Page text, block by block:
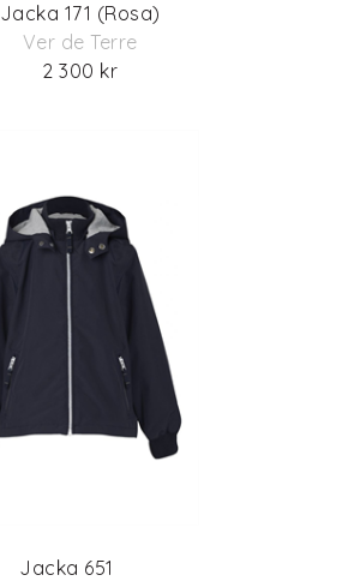
Jacka 171 (Rosa)
Ver de Terre
2 300 kr
Jacka 651